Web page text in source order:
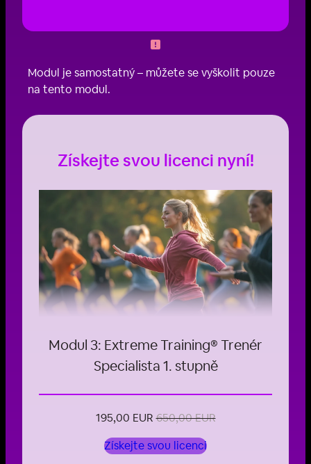
Modul je samostatný – můžete se vyškolit pouze
na tento modul.
Získejte svou licenci nyní!
Modul 3: Extreme Training® Trenér
Specialista 1. stupně
195,00 EUR650,00 EUR
Získejte svou licenci